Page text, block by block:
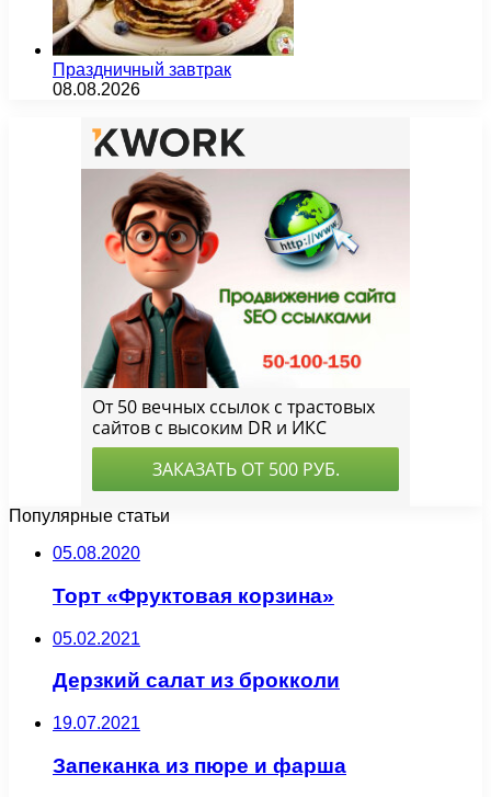
Праздничный завтрак
08.08.2026
Популярные статьи
05.08.2020
Торт «Фруктовая корзина»
05.02.2021
Дерзкий салат из брокколи
19.07.2021
Запеканка из пюре и фарша